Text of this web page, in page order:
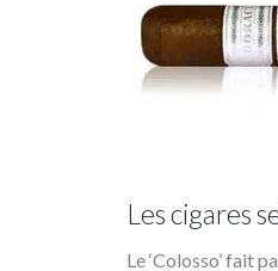
Les cigares
Le ‘Colosso’ fait